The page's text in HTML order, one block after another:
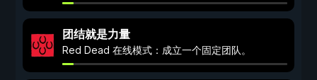
团结就是力量
Red Dead 在线模式：成立一个固定团队。